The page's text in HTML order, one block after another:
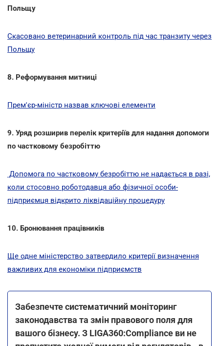
Польщу
Скасовано ветеринарний контроль під час транзиту через
Польщу
8. Реформування митниці
Прем'єр-міністр назвав ключові елементи
9. Уряд розширив перелік критеріїв для надання допомоги
по частковому безробіттю
Допомога по частковому безробіттю не надається в разі,
коли стосовно роботодавця або фізичної особи-
підприємця відкрито ліквідаційну процедуру
10. Бронювання працівників
Ще одне міністерство затвердило критерії визначення
важливих для економіки підприємств
Забезпечте систематичний моніторинг
законодавства та змін правового поля для
вашого бізнесу. З LIGA360:Compliance ви не